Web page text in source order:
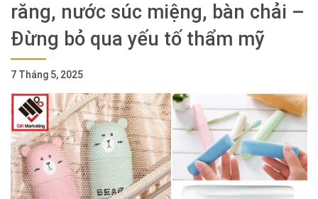
răng, nước súc miệng, bàn chải –
Đừng bỏ qua yếu tố thẩm mỹ
7 Tháng 5, 2025